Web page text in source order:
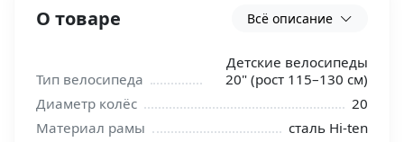
О товаре Всё описание
Тип велосипеда
Детские велосипеды
20" (рост 115–130 см)
Диаметр колёс
20
Материал рамы
сталь Hi-ten